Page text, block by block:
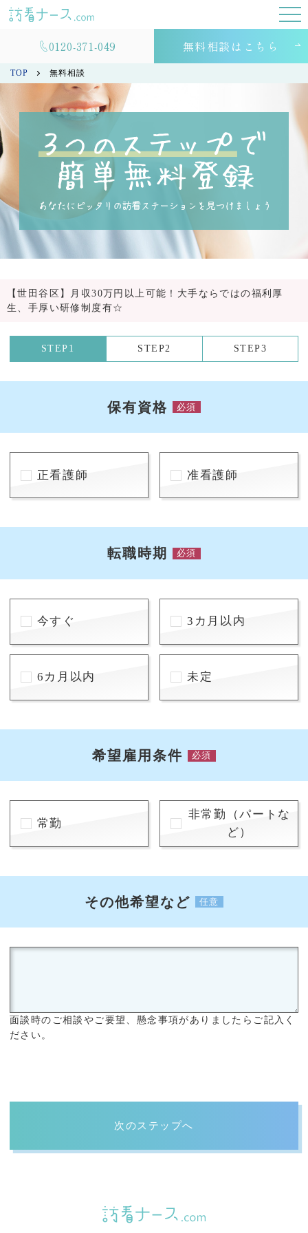
0120-371-049 無料相談はこちら
TOP 無料相談
【世田谷区】月収30万円以上可能！大手ならではの福利厚
生、手厚い研修制度有☆
STEP1 STEP2 STEP3
保有資格 必須
正看護師 准看護師
転職時期 必須
今すぐ 3カ月以内
6カ月以内 未定
希望雇用条件 必須
常勤
非常勤（パートな
ど）
その他希望など 任意
面談時のご相談やご要望、懸念事項がありましたらご記入く
ださい。
次のステップへ